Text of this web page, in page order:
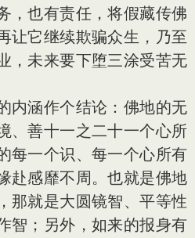
，也有责任，将假藏传佛
让它继续欺骗众生，乃至
，未来要下堕三涂受苦无
内涵作个结论：佛地的无
、善十一之二十一个心所
每一个识、每一个心所有
赴感靡不周。也就是佛地
那就是大圆镜智、平等性
智；另外，如来的报身有